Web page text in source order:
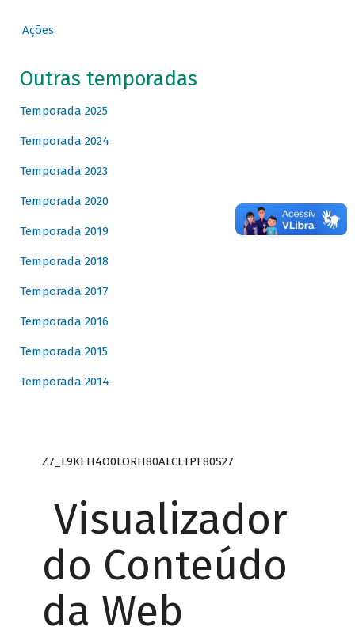
Ações
Outras temporadas
Temporada 2025
Temporada 2024
Temporada 2023
Temporada 2020
Temporada 2019
Temporada 2018
Temporada 2017
Temporada 2016
Temporada 2015
Temporada 2014
Z7_L9KEH4O0LORH80ALCLTPF80S27
Visualizador
do Conteúdo
da Web